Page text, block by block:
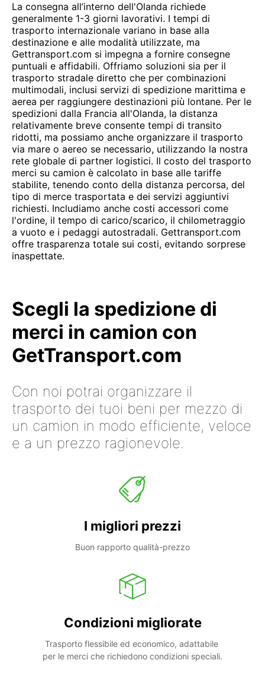
La consegna all’interno dell'Olanda richiede
generalmente 1-3 giorni lavorativi. I tempi di
trasporto internazionale variano in base alla
destinazione e alle modalità utilizzate, ma
Gettransport.com si impegna a fornire consegne
puntuali e affidabili. Offriamo soluzioni sia per il
trasporto stradale diretto che per combinazioni
multimodali, inclusi servizi di spedizione marittima e
aerea per raggiungere destinazioni più lontane. Per le
spedizioni dalla Francia all'Olanda, la distanza
relativamente breve consente tempi di transito
ridotti, ma possiamo anche organizzare il trasporto
via mare o aereo se necessario, utilizzando la nostra
rete globale di partner logistici. Il costo del trasporto
merci su camion è calcolato in base alle tariffe
stabilite, tenendo conto della distanza percorsa, del
tipo di merce trasportata e dei servizi aggiuntivi
richiesti. Includiamo anche costi accessori come
l'ordine, il tempo di carico/scarico, il chilometraggio
a vuoto e i pedaggi autostradali. Gettransport.com
offre trasparenza totale sui costi, evitando sorprese
inaspettate.
Scegli la spedizione di
merci in camion con
GetTransport.com
Con noi potrai organizzare il
trasporto dei tuoi beni per mezzo di
un camion in modo efficiente, veloce
e a un prezzo ragionevole.
I migliori prezzi
Buon rapporto qualità-prezzo
Condizioni migliorate
Trasporto flessibile ed economico, adattabile
per le merci che richiedono condizioni speciali.